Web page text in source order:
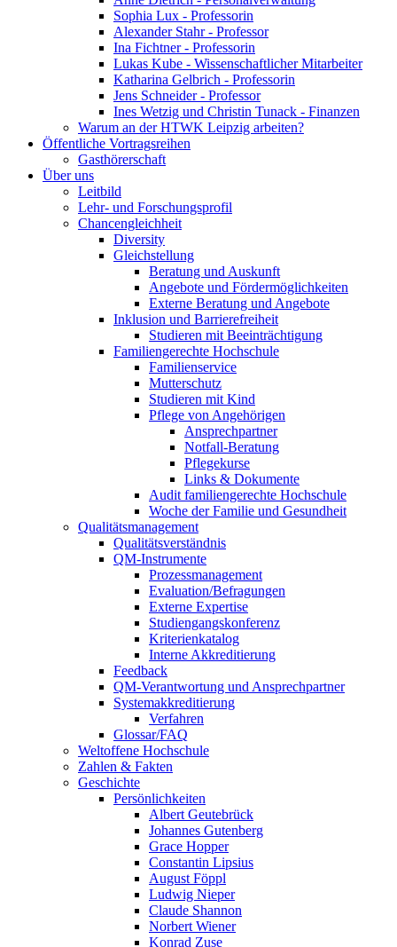
Sophia Lux - Professorin
Alexander Stahr - Professor
Ina Fichtner - Professorin
Lukas Kube - Wissenschaftlicher Mitarbeiter
Katharina Gelbrich - Professorin
Jens Schneider - Professor
Ines Wetzig und Christin Tunack - Finanzen
Warum an der HTWK Leipzig arbeiten?
Öffentliche Vortragsreihen
Gasthörerschaft
Über uns
Leitbild
Lehr- und Forschungsprofil
Chancengleichheit
Diversity
Gleichstellung
Beratung und Auskunft
Angebote und Fördermöglichkeiten
Externe Beratung und Angebote
Inklusion und Barrierefreiheit
Studieren mit Beeinträchtigung
Familiengerechte Hochschule
Familienservice
Mutterschutz
Studieren mit Kind
Pflege von Angehörigen
Ansprechpartner
Notfall-Beratung
Pflegekurse
Links & Dokumente
Audit familiengerechte Hochschule
Woche der Familie und Gesundheit
Qualitätsmanagement
Qualitätsverständnis
QM-Instrumente
Prozessmanagement
Evaluation/Befragungen
Externe Expertise
Studiengangskonferenz
Kriterienkatalog
Interne Akkreditierung
Feedback
QM-Verantwortung und Ansprechpartner
Systemakkreditierung
Verfahren
Glossar/FAQ
Weltoffene Hochschule
Zahlen & Fakten
Geschichte
Persönlichkeiten
Albert Geutebrück
Johannes Gutenberg
Grace Hopper
Constantin Lipsius
August Föppl
Ludwig Nieper
Claude Shannon
Norbert Wiener
Konrad Zuse